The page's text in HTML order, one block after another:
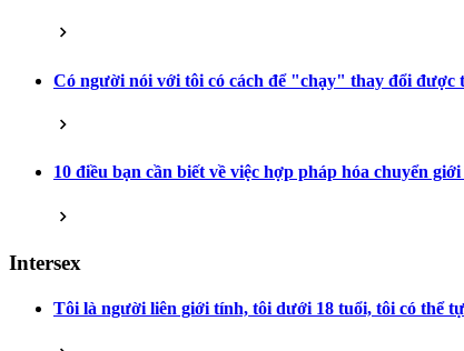
Có người nói với tôi có cách để "chạy" thay đổi được
10 điều bạn cần biết về việc hợp pháp hóa chuyển
Intersex
Tôi là người liên giới tính, tôi dưới 18 tuổi, tôi có thể